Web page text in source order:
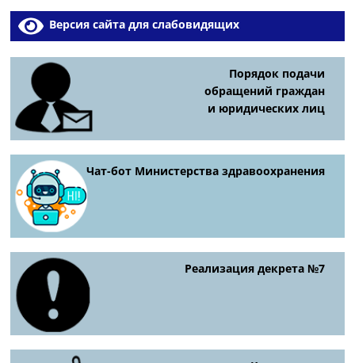
Версия сайта для слабовидящих
Порядок подачи
обращений граждан
и юридических лиц
Чат-бот Министерства здравоохранения
Реализация декрета №7